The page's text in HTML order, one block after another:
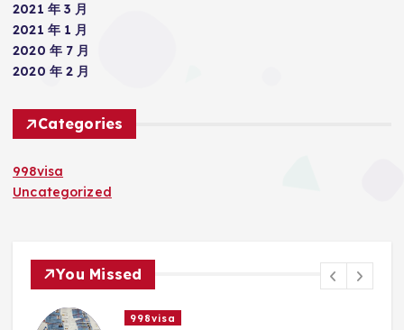
2021 年 3 月
2021 年 1 月
2020 年 7 月
2020 年 2 月
Categories
998visa
Uncategorized
You Missed
998visa